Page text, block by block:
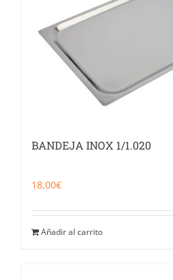
BANDEJA INOX 1/1.020
18,00€
Añadir al carrito